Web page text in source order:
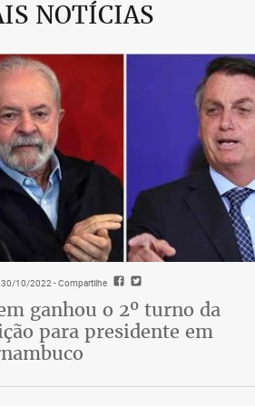
NOTÍCIAS
30/10/2022- Compartilhe
ganhou o 2º turno da
para presidente em